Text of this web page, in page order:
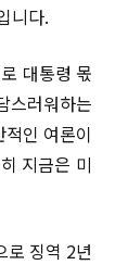
니다.
대통령 몫
스러워하는
인 여론이
지금은 미
로 징역 2년